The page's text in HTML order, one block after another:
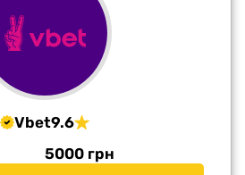
Vbet9.6
5000 грн